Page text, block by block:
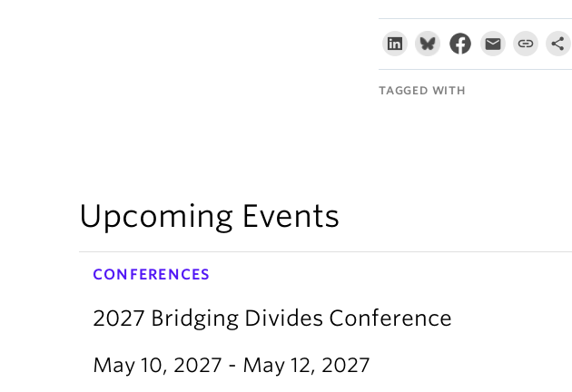
TAGGED WITH
Upcoming Events
CONFERENCES
2027 Bridging Divides Conference
May 10, 2027 - May 12, 2027